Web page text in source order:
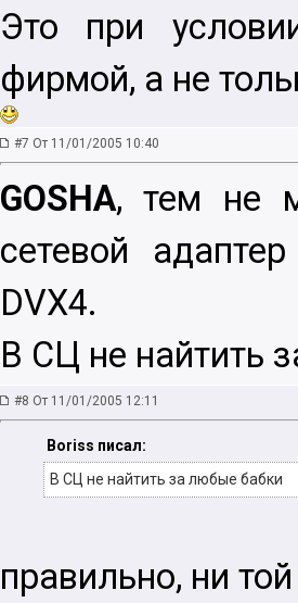
Это при
фирмой, а не
#7 От 11/01/2005 10:40
GOSHA, тем не
сетевой
DVX4.
В СЦ не найтить
#8 От 11/01/2005 12:11
Boriss писал:
В СЦ не найтить за любые бабки
правильно, ни